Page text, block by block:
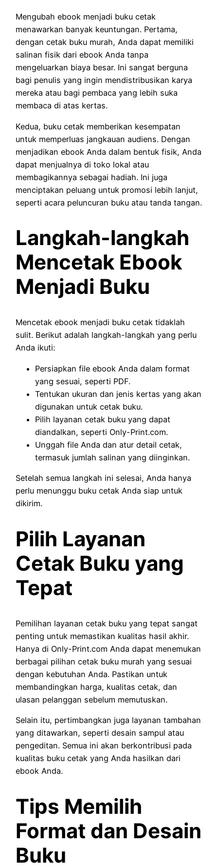
Mengubah ebook menjadi buku cetak
menawarkan banyak keuntungan. Pertama,
dengan cetak buku murah, Anda dapat memiliki
salinan fisik dari ebook Anda tanpa
mengeluarkan biaya besar. Ini sangat berguna
bagi penulis yang ingin mendistribusikan karya
mereka atau bagi pembaca yang lebih suka
membaca di atas kertas.
Kedua, buku cetak memberikan kesempatan
untuk memperluas jangkauan audiens. Dengan
menjadikan ebook Anda dalam bentuk fisik, Anda
dapat menjualnya di toko lokal atau
membagikannya sebagai hadiah. Ini juga
menciptakan peluang untuk promosi lebih lanjut,
seperti acara peluncuran buku atau tanda tangan.
Langkah-langkah
Mencetak Ebook
Menjadi Buku
Mencetak ebook menjadi buku cetak tidaklah
sulit. Berikut adalah langkah-langkah yang perlu
Anda ikuti:
Persiapkan file ebook Anda dalam format
yang sesuai, seperti PDF.
Tentukan ukuran dan jenis kertas yang akan
digunakan untuk cetak buku.
Pilih layanan cetak buku yang dapat
diandalkan, seperti Only-Print.com.
Unggah file Anda dan atur detail cetak,
termasuk jumlah salinan yang diinginkan.
Setelah semua langkah ini selesai, Anda hanya
perlu menunggu buku cetak Anda siap untuk
dikirim.
Pilih Layanan
Cetak Buku yang
Tepat
Pemilihan layanan cetak buku yang tepat sangat
penting untuk memastikan kualitas hasil akhir.
Hanya di Only-Print.com Anda dapat menemukan
berbagai pilihan cetak buku murah yang sesuai
dengan kebutuhan Anda. Pastikan untuk
membandingkan harga, kualitas cetak, dan
ulasan pelanggan sebelum memutuskan.
Selain itu, pertimbangkan juga layanan tambahan
yang ditawarkan, seperti desain sampul atau
pengeditan. Semua ini akan berkontribusi pada
kualitas buku cetak yang Anda hasilkan dari
ebook Anda.
Tips Memilih
Format dan Desain
Buku